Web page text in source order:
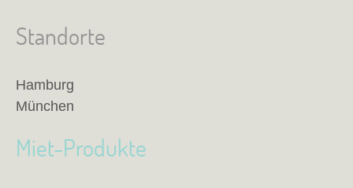
Standorte
Hamburg
München
Miet-Produkte